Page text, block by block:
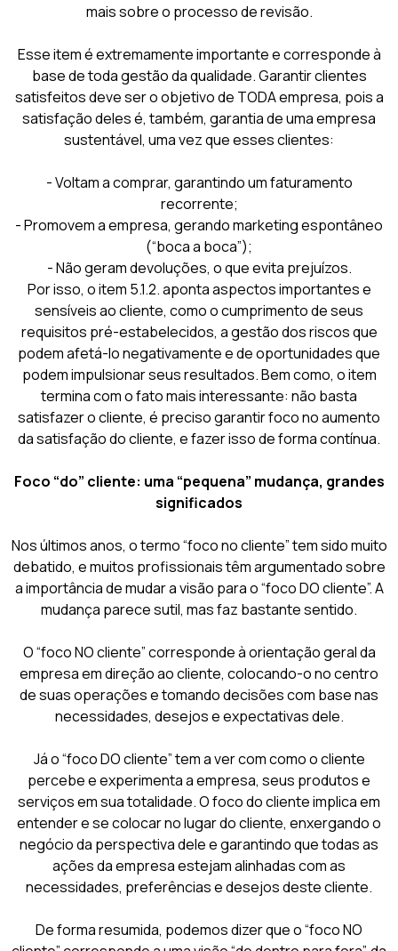
mais sobre o processo de revisão.
Esse item é extremamente importante e corresponde à
base de toda gestão da qualidade. Garantir clientes
satisfeitos deve ser o objetivo de TODA empresa, pois a
satisfação deles é, também, garantia de uma empresa
sustentável, uma vez que esses clientes:
- Voltam a comprar, garantindo um faturamento
recorrente;
- Promovem a empresa, gerando marketing espontâneo
(“boca a boca”);
- Não geram devoluções, o que evita prejuízos.
Por isso, o item 5.1.2. aponta aspectos importantes e
sensíveis ao cliente, como o cumprimento de seus
requisitos pré-estabelecidos, a gestão dos riscos que
podem afetá-lo negativamente e de oportunidades que
podem impulsionar seus resultados. Bem como, o item
termina com o fato mais interessante: não basta
satisfazer o cliente, é preciso garantir foco no aumento
da satisfação do cliente, e fazer isso de forma contínua.
Foco “do” cliente: uma “pequena” mudança, grandes
significados
Nos últimos anos, o termo “foco no cliente” tem sido muito
debatido, e muitos profissionais têm argumentado sobre
a importância de mudar a visão para o “foco DO cliente”. A
mudança parece sutil, mas faz bastante sentido.
O “foco NO cliente” corresponde à orientação geral da
empresa em direção ao cliente, colocando-o no centro
de suas operações e tomando decisões com base nas
necessidades, desejos e expectativas dele.
Já o “foco DO cliente” tem a ver com como o cliente
percebe e experimenta a empresa, seus produtos e
serviços em sua totalidade. O foco do cliente implica em
entender e se colocar no lugar do cliente, enxergando o
negócio da perspectiva dele e garantindo que todas as
ações da empresa estejam alinhadas com as
necessidades, preferências e desejos deste cliente.
De forma resumida, podemos dizer que o “foco NO